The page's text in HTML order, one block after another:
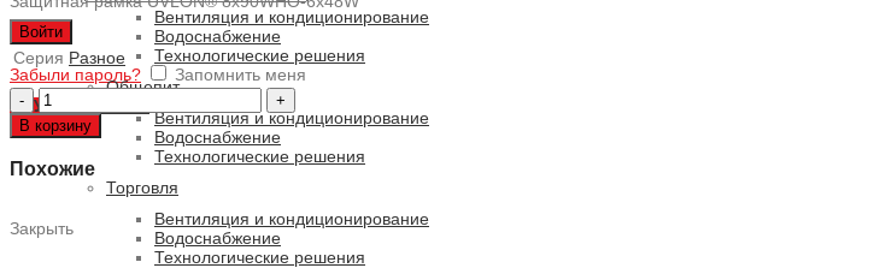
Войти
Забыли пароль? Запомнить меня
0ПУНКТОВ
Вентиляция и кондиционирование
Водоснабжение
Технологические решения
Общепит
Вентиляция и кондиционирование
Водоснабжение
Технологические решения
Торговля
Вентиляция и кондиционирование
Водоснабжение
Технологические решения
Серия Разное
Количество
товара
UF
В корзину
Похожие
Закрыть